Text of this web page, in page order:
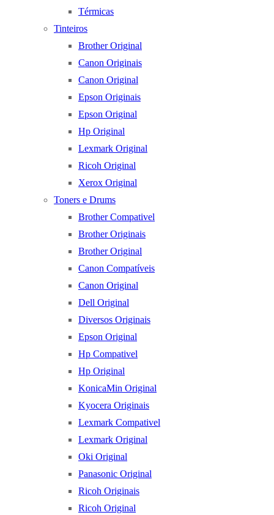
Térmicas
Tinteiros
Brother Original
Canon Originais
Canon Original
Epson Originais
Epson Original
Hp Original
Lexmark Original
Ricoh Original
Xerox Original
Toners e Drums
Brother Compativel
Brother Originais
Brother Original
Canon Compatíveis
Canon Original
Dell Original
Diversos Originais
Epson Original
Hp Compativel
Hp Original
KonicaMin Original
Kyocera Originais
Lexmark Compativel
Lexmark Original
Oki Original
Panasonic Original
Ricoh Originais
Ricoh Original